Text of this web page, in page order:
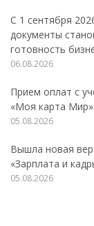
С 1 сентября
документы
готовность
06.08.2026
Прием оплат с
«Моя карта Мир»
05.08.2026
Вышла новая
«Зарплата и
05.08.2026